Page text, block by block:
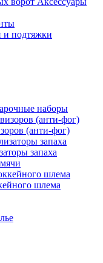
и подтяжки
наборы
(анти-фог)
запаха
шлема